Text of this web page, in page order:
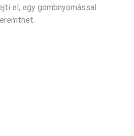
el, egy gombnyomással